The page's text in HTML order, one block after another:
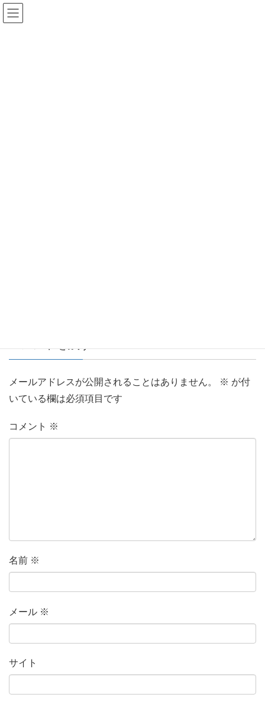
メールアドレスが公開されることはありません。 ※ が付
いている欄は必須項目です
コメント ※
名前 ※
メール ※
サイト